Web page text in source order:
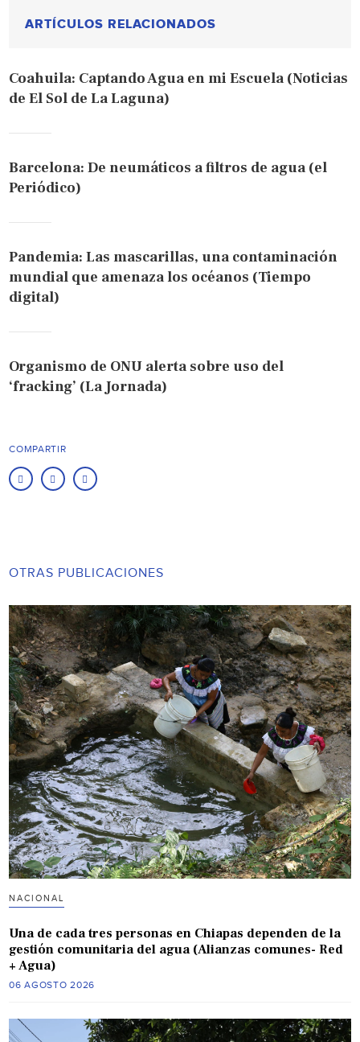
ARTÍCULOS RELACIONADOS
Coahuila: Captando Agua en mi Escuela (Noticias
de El Sol de La Laguna)
Barcelona: De neumáticos a filtros de agua (el
Periódico)
Pandemia: Las mascarillas, una contaminación
mundial que amenaza los océanos (Tiempo
digital)
Organismo de ONU alerta sobre uso del
‘fracking’ (La Jornada)
COMPARTIR
OTRAS PUBLICACIONES
NACIONAL
Una de cada tres personas en Chiapas dependen de la
gestión comunitaria del agua (Alianzas comunes- Red
+ Agua)
06 AGOSTO 2026